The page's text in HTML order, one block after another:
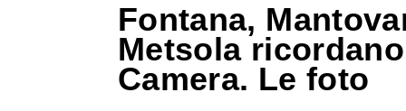
Fontana,
Metsola
Camera. Le foto